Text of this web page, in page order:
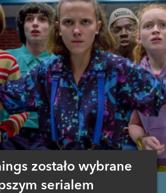
zostało wybrane
serialem